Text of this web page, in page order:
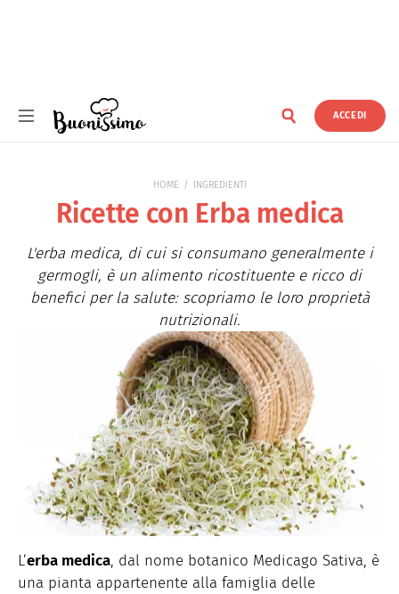
ACCEDI
HOME INGREDIENTI
Ricette con Erba medica
L'erba medica, di cui si consumano generalmente i
germogli, è un alimento ricostituente e ricco di
benefici per la salute: scopriamo le loro proprietà
nutrizionali.
L’erba medica, dal nome botanico Medicago Sativa, è
una pianta appartenente alla famiglia delle